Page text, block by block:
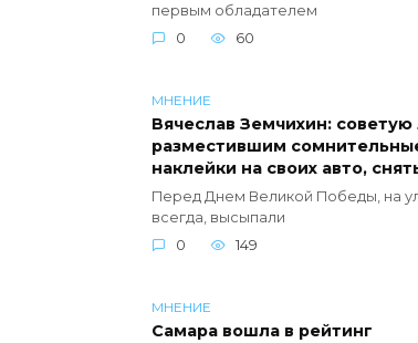
первым обладателем
0
60
МНЕНИЕ
Вячеслав Земчихин:
разместившим
наклейки на своих авто,
Перед Днем Великой Победы, на
всегда, высыпали
0
149
МНЕНИЕ
Самара вошла в рейтинг